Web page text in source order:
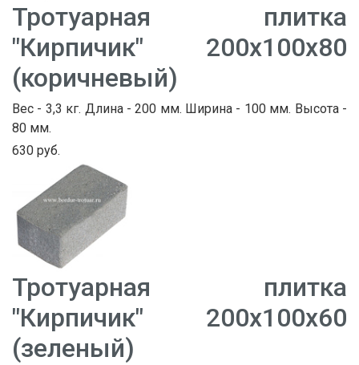
Тротуарная плитка
"Кирпичик" 200х100х80
(коричневый)
Вес - 3,3 кг. Длина - 200 мм. Ширина - 100 мм. Высота -
80 мм.
630 руб.
Тротуарная плитка
"Кирпичик" 200х100х60
(зеленый)